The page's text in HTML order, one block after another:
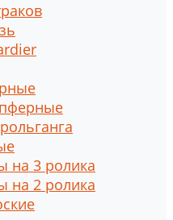
на 3 ролика
на 2 ролика